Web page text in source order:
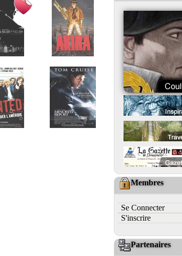
Membres
Se Connecter
S'inscrire
Partenaires